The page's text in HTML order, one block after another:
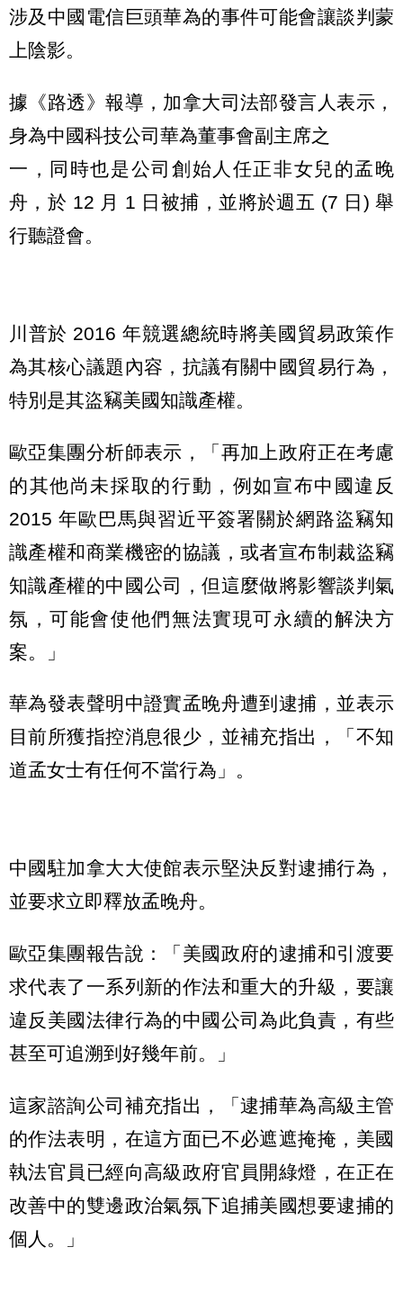
涉及中國電信巨頭華為的事件可能會讓談判蒙
上陰影。
據《路透》報導，加拿大司法部發言人表示，
身為中國科技公司華為董事會副主席之
一，同時也是公司創始人任正非女兒的孟晚
舟，於 12 月 1 日被捕，並將於週五 (7 日) 舉
行聽證會。
川普於 2016 年競選總統時將美國貿易政策作
為其核心議題內容，抗議有關中國貿易行為，
特別是其盜竊美國知識產權。
歐亞集團分析師表示，「再加上政府正在考慮
的其他尚未採取的行動，例如宣布中國違反
2015 年歐巴馬與習近平簽署關於網路盜竊知
識產權和商業機密的協議，或者宣布制裁盜竊
知識產權的中國公司，但這麼做將影響談判氣
氛，可能會使他們無法實現可永續的解決方
案。」
華為發表聲明中證實孟晚舟遭到逮捕，並表示
目前所獲指控消息很少，並補充指出，「不知
道孟女士有任何不當行為」。
中國駐加拿大大使館表示堅決反對逮捕行為，
並要求立即釋放孟晚舟。
歐亞集團報告說：「美國政府的逮捕和引渡要
求代表了一系列新的作法和重大的升級，要讓
違反美國法律行為的中國公司為此負責，有些
甚至可追溯到好幾年前。」
這家諮詢公司補充指出，「逮捕華為高級主管
的作法表明，在這方面已不必遮遮掩掩，美國
執法官員已經向高級政府官員開綠燈，在正在
改善中的雙邊政治氣氛下追捕美國想要逮捕的
個人。」